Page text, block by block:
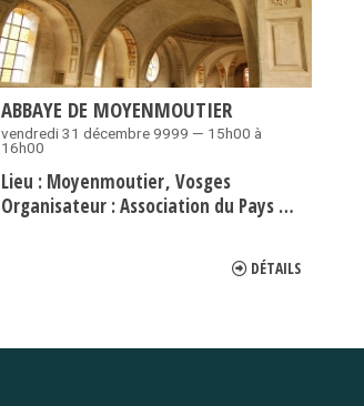
ABBAYE DE MOYENMOUTIER
vendredi 31 décembre 9999 — 15h00 à
16h00
Lieu : Moyenmoutier Vosges
Organisateur :Association du Pays des Abbayes
DÉTAILS